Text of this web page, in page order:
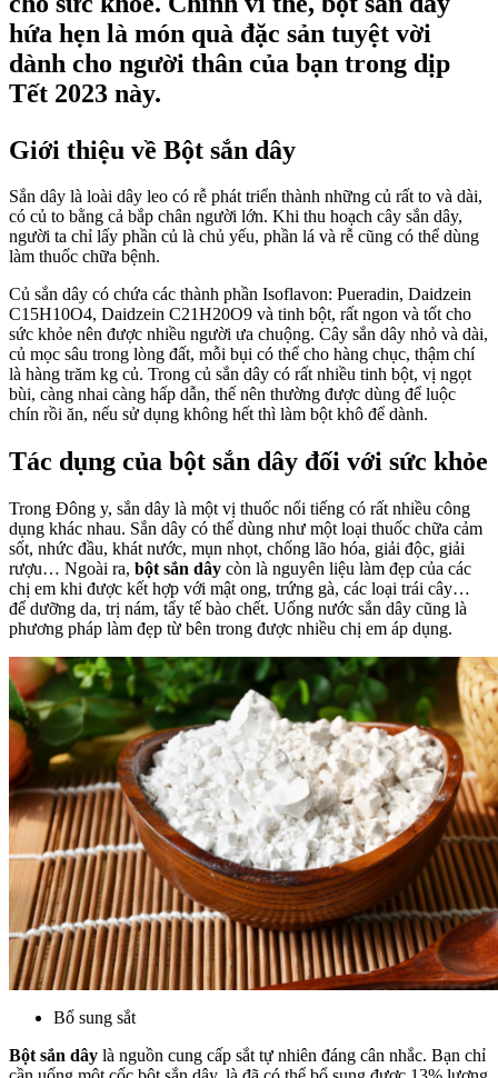
hứa hẹn là món quà đặc sản tuyệt vời
dành cho người thân của bạn trong dịp
Tết 2023 này.
Giới thiệu về Bột sắn dây
Sắn dây là loài dây leo có rễ phát triển thành những củ rất to và dài,
có củ to bằng cả bắp chân người lớn. Khi thu hoạch cây sắn dây,
người ta chỉ lấy phần củ là chủ yếu, phần lá và rễ cũng có thể dùng
làm thuốc chữa bệnh.
Củ sắn dây có chứa các thành phần Isoflavon: Pueradin, Daidzein
C15H10O4, Daidzein C21H20O9 và tinh bột, rất ngon và tốt cho
sức khỏe nên được nhiều người ưa chuộng. Cây sắn dây nhỏ và dài,
củ mọc sâu trong lòng đất, mỗi bụi có thể cho hàng chục, thậm chí
là hàng trăm kg củ. Trong củ sắn dây có rất nhiều tinh bột, vị ngọt
bùi, càng nhai càng hấp dẫn, thế nên thường được dùng để luộc
chín rồi ăn, nếu sử dụng không hết thì làm bột khô để dành.
Tác dụng của bột sắn dây đối với sức khỏe
Trong Đông y, sắn dây là một vị thuốc nổi tiếng có rất nhiều công
dụng khác nhau. Sắn dây có thể dùng như một loại thuốc chữa cảm
sốt, nhức đầu, khát nước, mụn nhọt, chống lão hóa, giải độc, giải
rượu… Ngoài ra, bột sắn dây còn là nguyên liệu làm đẹp của các
chị em khi được kết hợp với mật ong, trứng gà, các loại trái cây…
để dưỡng da, trị nám, tẩy tế bào chết. Uống nước sắn dây cũng là
phương pháp làm đẹp từ bên trong được nhiều chị em áp dụng.
Bổ sung sắt
Bột sắn dây là nguồn cung cấp sắt tự nhiên đáng cân nhắc. Bạn chỉ